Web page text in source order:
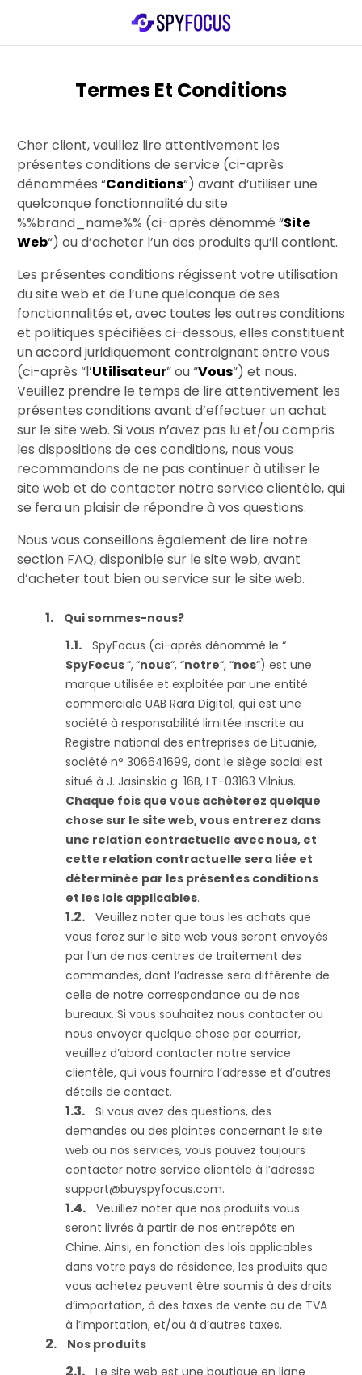
Termes Et Conditions
Cher client, veuillez lire attentivement les
présentes conditions de service (ci-après
dénommées “Conditions“) avant d’utiliser une
quelconque fonctionnalité du site
%%brand_name%% (ci-après dénommé “Site
Web“) ou d’acheter l’un des produits qu’il contient.
Les présentes conditions régissent votre utilisation
du site web et de l’une quelconque de ses
fonctionnalités et, avec toutes les autres conditions
et politiques spécifiées ci-dessous, elles constituent
un accord juridiquement contraignant entre vous
(ci-après “l’Utilisateur” ou “Vous“) et nous.
Veuillez prendre le temps de lire attentivement les
présentes conditions avant d’effectuer un achat
sur le site web. Si vous n’avez pas lu et/ou compris
les dispositions de ces conditions, nous vous
recommandons de ne pas continuer à utiliser le
site web et de contacter notre service clientèle, qui
se fera un plaisir de répondre à vos questions.
Nous vous conseillons également de lire notre
section FAQ, disponible sur le site web, avant
d’acheter tout bien ou service sur le site web.
Qui sommes-nous?
SpyFocus (ci-après dénommé le “
SpyFocus“,“nous“, “notre“, “nos“) est une
marque utilisée et exploitée par une entité
commerciale UAB Rara Digital, qui est une
société à responsabilité limitée inscrite au
Registre national des entreprises de Lituanie,
société n° 306641699, dont le siège social est
situé à J. Jasinskio g. 16B, LT-03163 Vilnius.
Chaque fois que vous achèterez quelque
chose sur le site web, vous entrerez dans
une relation contractuelle avec nous, et
cette relation contractuelle sera liée et
déterminée par les présentes conditions
et les lois applicables.
Veuillez noter que tous les achats que
vous ferez sur le site web vous seront envoyés
par l’un de nos centres de traitement des
commandes, dont l’adresse sera différente de
celle de notre correspondance ou de nos
bureaux. Si vous souhaitez nous contacter ou
nous envoyer quelque chose par courrier,
veuillez d’abord contacter notre service
clientèle, qui vous fournira l’adresse et d’autres
détails de contact.
Si vous avez des questions, des
demandes ou des plaintes concernant le site
web ou nos services, vous pouvez toujours
contacter notre service clientèle à l’adresse
support@buyspyfocus.com.
Veuillez noter que nos produits vous
seront livrés à partir de nos entrepôts en
Chine. Ainsi, en fonction des lois applicables
dans votre pays de résidence, les produits que
vous achetez peuvent être soumis à des droits
d’importation, à des taxes de vente ou de TVA
à l’importation, et/ou à d’autres taxes.
Nos produits
Le site web est une boutique en ligne